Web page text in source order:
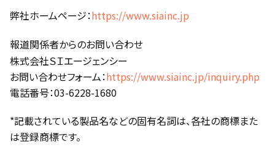
弊社ホームページ：https://www.siainc.jp
報道関係者からのお問い合わせ
株式会社ＳＩエージェンシー
お問い合わせフォーム：https://www.siainc.jp/inquiry.php
電話番号：03-6228-1680
*記載されている製品名などの固有名詞は、各社の商標また
は登録商標です。